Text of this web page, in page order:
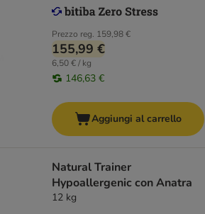
Prezzo reg. 159,98 €
155,99 €
6,50 € / kg
146,63 €
Aggiungi al carrello
Natural Trainer
Hypoallergenic con Anatra
12 kg